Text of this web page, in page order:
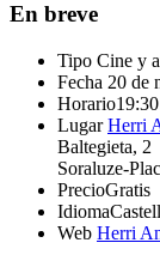
En breve
Tipo Cine y
Fecha 20 de
Horario19:30
Lugar Herri
Baltegieta, 2
Soraluze-
PrecioGratis
Idioma
Web Herri